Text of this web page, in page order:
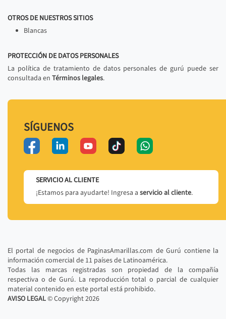
OTROS DE NUESTROS SITIOS
Blancas
PROTECCIÓN DE DATOS PERSONALES
La política de tratamiento de datos personales de gurú puede ser
consultada en Términos legales.
SÍGUENOS
SERVICIO AL CLIENTE
¡Estamos para ayudarte! Ingresa a servicio al cliente.
El portal de negocios de PaginasAmarillas.com de Gurú contiene la
información comercial de 11 países de Latinoamérica.
Todas las marcas registradas son propiedad de la compañía
respectiva o de Gurú. La reproducción total o parcial de cualquier
material contenido en este portal está prohibido.
AVISO LEGAL© Copyright2026